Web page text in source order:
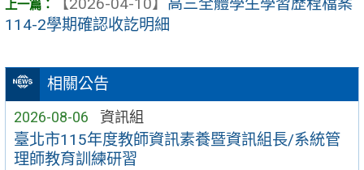
相關公告
2026-08-06 資訊組
臺北市115年度教師資訊素養暨資訊組長/系統管
理師教育訓練研習
【2026-04-10】 高三全體學生學習歷程檔案
114-2學期確認收訖明細